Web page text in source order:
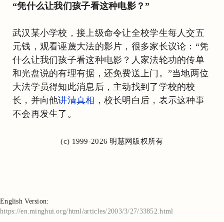
“凭什么让我们孩子看这种电影？”
武汉某小学校，接上级命令让全校学生每人交五
元钱，观看诬蔑大法的影片，很多家长议论：“凭
什么让我们孩子看这种电影？人家法轮功的传单
和光盘说的有理有据，还免费送上门。”当地两位
大法学员得知此消息后，主动找到了学校的校
长，并向他讲清真相 ，校长明白后，表示这种事
不会再发生了。
(c) 1999-2026 明慧网版权所有
English Version:
https://en.minghui.org/html/articles/2003/3/27/33852.html